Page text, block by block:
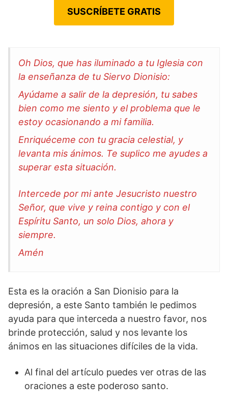
SUSCRÍBETE GRATIS
Oh Dios, que has iluminado a tu Iglesia con
la enseñanza de tu Siervo Dionisio:
Ayúdame a salir de la depresión, tu sabes
bien como me siento y el problema que le
estoy ocasionando a mi familia.
Enriquéceme con tu gracia celestial, y
levanta mis ánimos. Te suplico me ayudes a
superar esta situación.
Intercede por mi ante Jesucristo nuestro
Señor, que vive y reina contigo y con el
Espíritu Santo, un solo Dios, ahora y
siempre.
Amén
Esta es la oración a San Dionisio para la
depresión, a este Santo también le pedimos
ayuda para que interceda a nuestro favor, nos
brinde protección, salud y nos levante los
ánimos en las situaciones difíciles de la vida.
Al final del artículo puedes ver otras de las
oraciones a este poderoso santo.